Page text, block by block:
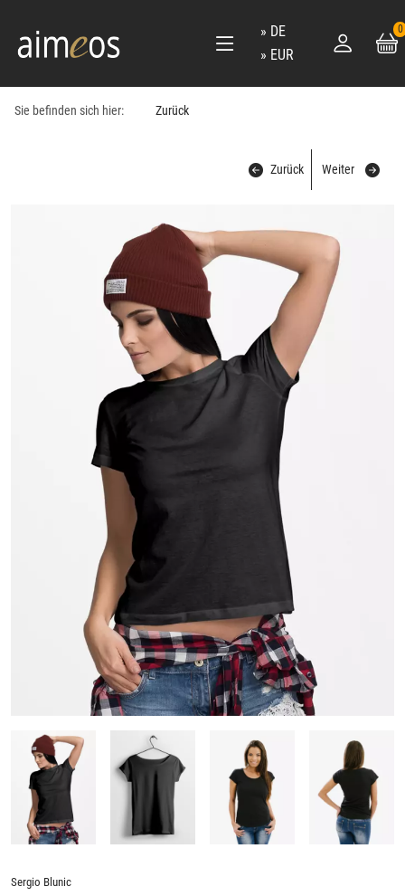
DE
EUR
0
Sie befinden sich hier: Zurück
Zurück Weiter
Sergio Blunic